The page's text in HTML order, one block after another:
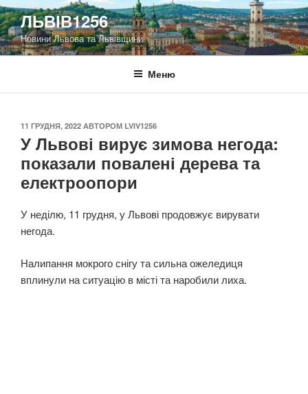
Перейти
до
вмісту
ЛЬВІВ1256
Новини Львова та Львівщини
Меню
ОПУБЛІКОВАНО
11 ГРУДНЯ, 2022 АВТОРОМ LVIV1256
У Львові вирує зимова негода:
показали повалені дерева та
електроопори
У неділю, 11 грудня, у Львові продовжує вирувати
негода.
Налипання мокрого снігу та сильна ожеледиця
вплинули на ситуацію в місті та наробили лиха.